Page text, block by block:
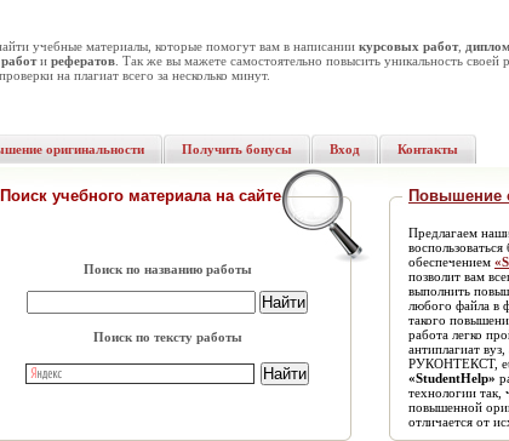
учебные материалы, которые помогут вам в написании курсовых работ,
и рефератов . Так же вы мажете самостоятельно повысить уникальность своей
на плагиат всего за несколько минут.
оригинальности Получить бонусы Вход Контакты
Поиск учебного материала на сайте
Поиск по названию работы
Поиск по тексту работы
Повышение
Предлагаем
обеспечением
позволит вам
выполнить
любого файла в
такого
работа легко
антиплагиат
РУКОНТЕКСТ,
«StudentHelp»
технологии так,
повышенной
отличается от